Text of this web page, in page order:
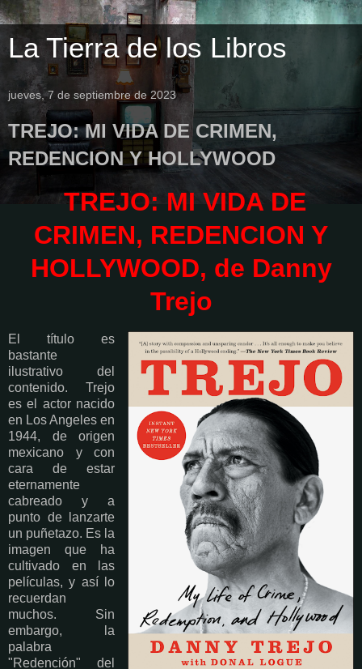
La Tierra de los Libros
jueves, 7 de septiembre de 2023
TREJO: MI VIDA DE CRIMEN,
REDENCION Y HOLLYWOOD
TREJO: MI VIDA DE
CRIMEN, REDENCION Y
HOLLYWOOD, de Danny
Trejo
El título es
bastante
ilustrativo del
contenido. Trejo
es el actor nacido
en Los Angeles en
1944, de origen
mexicano y con
cara de estar
eternamente
cabreado y a
punto de lanzarte
un puñetazo. Es la
imagen que ha
cultivado en las
películas, y así lo
recuerdan
muchos. Sin
embargo, la
palabra
"Redención" del